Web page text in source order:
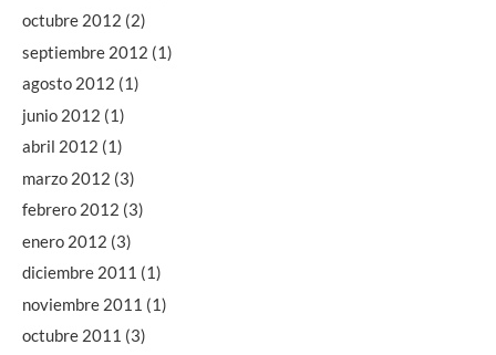
octubre 2012 (2)
septiembre 2012 (1)
agosto 2012 (1)
junio 2012 (1)
abril 2012 (1)
marzo 2012 (3)
febrero 2012 (3)
enero 2012 (3)
diciembre 2011 (1)
noviembre 2011 (1)
octubre 2011 (3)